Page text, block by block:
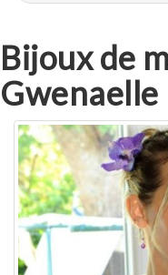
Bijoux de
Gwenaelle